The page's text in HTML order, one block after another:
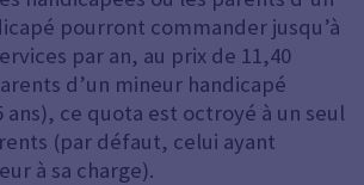
pourront commander jusqu’à
par an, au prix de 11,40
d’un mineur handicapé
ans), ce quota est octroyé à un seul
(par défaut, celui ayant
à sa charge).